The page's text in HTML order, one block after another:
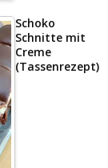
Schoko
Schnitte mit
Creme
(Tassenrezept)